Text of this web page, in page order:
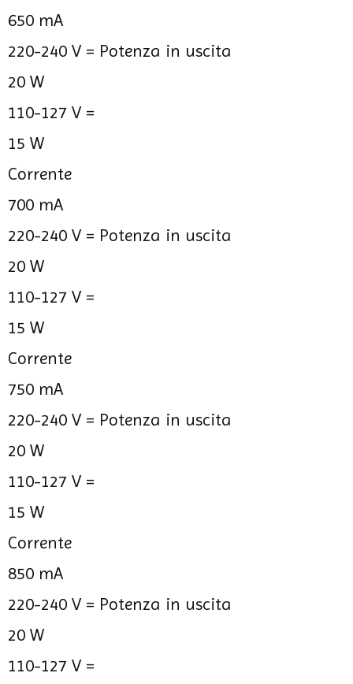
650 mA
220-240 V = Potenza in uscita
20 W
110-127 V =
15 W
Corrente
700 mA
220-240 V = Potenza in uscita
20 W
110-127 V =
15 W
Corrente
750 mA
220-240 V = Potenza in uscita
20 W
110-127 V =
15 W
Corrente
850 mA
220-240 V = Potenza in uscita
20 W
110-127 V =